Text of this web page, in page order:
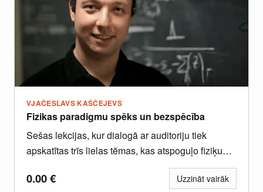
VJAČESLAVS KAŠČEJEVS
Fizikas paradigmu spēks un bezspēcība
Sešas lekcijas, kur dialogā ar auditoriju tiek
apskatītas trīs lielas tēmas, kas atspoguļo fiziķu
priekšstatu krasākos pagriezienus pēdējā...
0.00€ Uzzināt vairāk